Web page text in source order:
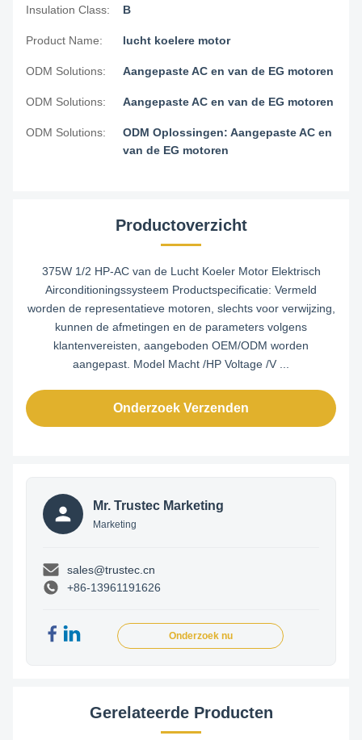
Insulation Class: B
Product Name: lucht koelere motor
ODM Solutions: Aangepaste AC en van de EG motoren
ODM Solutions: Aangepaste AC en van de EG motoren
ODM Solutions:
ODM Oplossingen: Aangepaste AC en
van de EG motoren
Productoverzicht
375W 1/2 HP-AC van de Lucht Koeler Motor Elektrisch
Airconditioningssysteem Productspecificatie: Vermeld
worden de representatieve motoren, slechts voor verwijzing,
kunnen de afmetingen en de parameters volgens
klantenvereisten, aangeboden OEM/ODM worden
aangepast. Model Macht /HP Voltage /V ...
Onderzoek Verzenden
Mr. Trustec Marketing
Marketing
sales@trustec.cn
+86-13961191626
Onderzoek nu
Gerelateerde Producten